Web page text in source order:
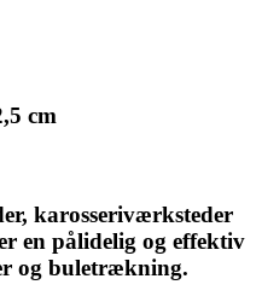
cm
karosseriværksteder
en pålidelig og effektiv
og buletrækning.